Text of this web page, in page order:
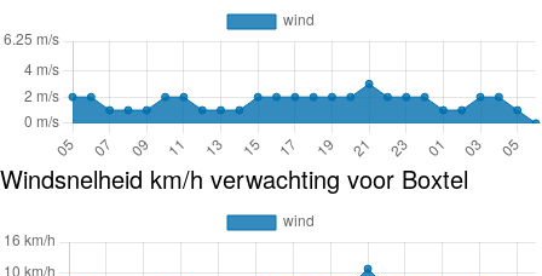
Windsnelheid km/h verwachting voor Boxtel